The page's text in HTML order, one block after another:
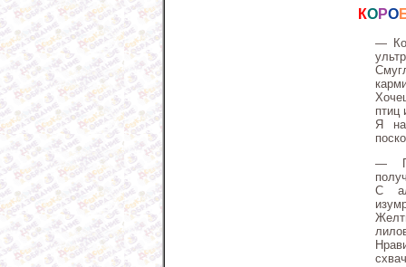
КОРО
—
птиц
Я
—
С